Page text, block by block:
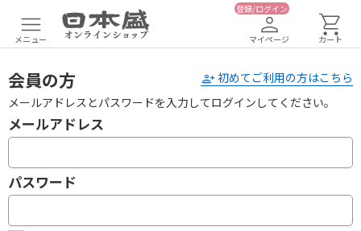
メニュー
登録/ログイン
マイページ カート
初めてご利用の方はこちら
会員の方
メールアドレスとパスワードを入力してログインしてください。
メールアドレス
パスワード